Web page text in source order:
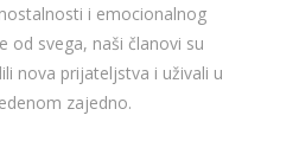
i emocionalnog
od svega, naši članovi su
nova prijateljstva i uživali u
zajedno.